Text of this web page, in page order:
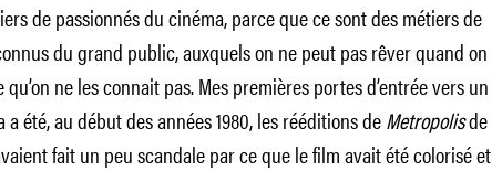
de passionnés du cinéma, parce que ce sont des métiers de
du grand public, auxquels on ne peut pas rêver quand on
qu’on ne les connait pas. Mes premières portes d’entrée vers un
été, au début des années 1980, les rééditions deMetropolisde
fait un peu scandale par ce que le film avait été colorisé et